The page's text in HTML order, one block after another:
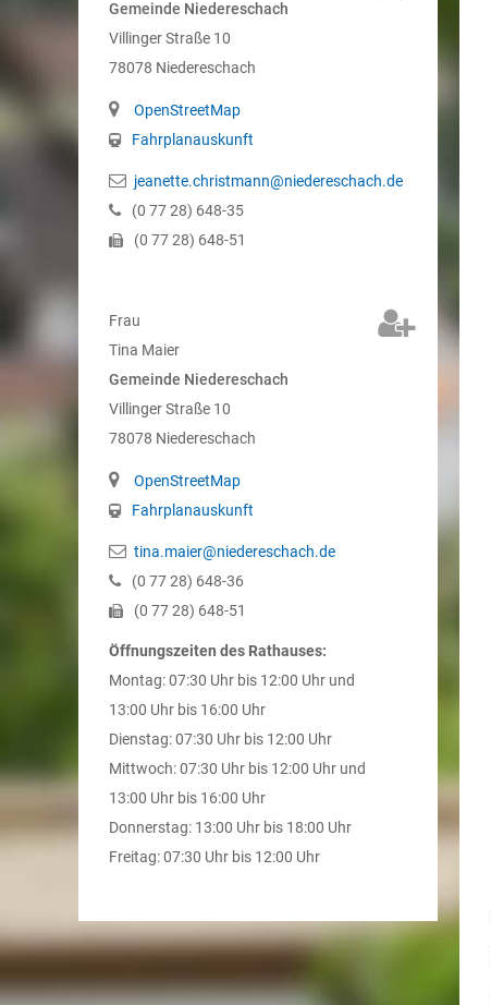
Gemeinde Niedereschach
Villinger Straße 10
78078 Niedereschach
OpenStreetMap
Fahrplanauskunft
jeanette.christmann@niedereschach.de
(0 7728) 648-35
(0 7728) 648-51
Frau
Tina Maier
Gemeinde Niedereschach
Villinger Straße 10
78078 Niedereschach
OpenStreetMap
Fahrplanauskunft
tina.maier@niedereschach.de
(0 7728) 648-36
(0 7728) 648-51
Öffnungszeiten des Rathauses:
Montag: 07:30 Uhr bis 12:00 Uhr und
13:00 Uhr bis 16:00 Uhr
Dienstag: 07:30 Uhr bis 12:00 Uhr
Mittwoch: 07:30 Uhr bis 12:00 Uhr und
13:00 Uhr bis 16:00 Uhr
Donnerstag: 13:00 Uhr bis 18:00 Uhr
Freitag: 07:30 Uhr bis 12:00 Uhr